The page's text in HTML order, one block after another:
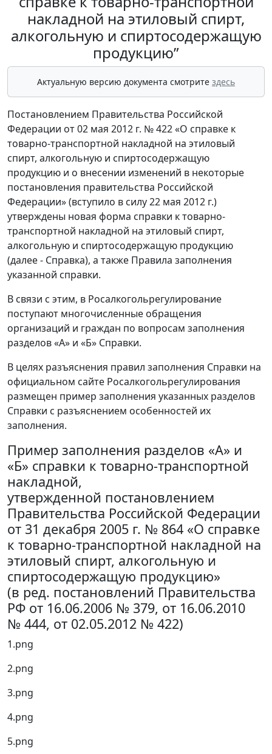
накладной на этиловый спирт,
алкогольную и спиртосодержащую
продукцию”
Актуальную версию документа смотрите здесь
Постановлением Правительства Российской
Федерации от 02 мая 2012 г. № 422 «О справке к
товарно-транспортной накладной на этиловый
спирт, алкогольную и спиртосодержащую
продукцию и о внесении изменений в некоторые
постановления правительства Российской
Федерации» (вступило в силу 22 мая 2012 г.)
утверждены новая форма справки к товарно-
транспортной накладной на этиловый спирт,
алкогольную и спиртосодержащую продукцию
(далее - Справка), а также Правила заполнения
указанной справки.
В связи с этим, в Росалкогольрегулирование
поступают многочисленные обращения
организаций и граждан по вопросам заполнения
разделов «А» и «Б» Справки.
В целях разъяснения правил заполнения Справки на
официальном сайте Росалкогольрегулирования
размещен пример заполнения указанных разделов
Справки с разъяснением особенностей их
заполнения.
Пример заполнения разделов «А» и
«Б» справки к товарно-транспортной
накладной,
утвержденной постановлением
Правительства Российской Федерации
от 31 декабря 2005 г. № 864 «О справке
к товарно-транспортной накладной на
этиловый спирт, алкогольную и
спиртосодержащую продукцию»
(в ред. постановлений Правительства
РФ от 16.06.2006 № 379, от 16.06.2010
№ 444, от 02.05.2012 № 422)
1.png
2.png
3.png
4.png
5.png